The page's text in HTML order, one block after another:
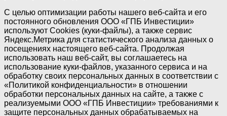
С целью оптимизации работы нашего веб-сайта и его
постоянного обновления ООО «ГПБ Инвестиции»
используют Cookies (куки-файлы), а также сервис
Яндекс.Метрика для статистического анализа данных о
посещениях настоящего веб-сайта. Продолжая
использовать наш веб-сайт, вы соглашаетесь на
использование куки-файлов, указанного сервиса и на
обработку своих персональных данных в соответствии с
«Политикой конфиденциальности» в отношении
обработки персональных данных на сайте, а также с
реализуемыми ООО «ГПБ Инвестиции» требованиями к
защите персональных данных обрабатываемых на